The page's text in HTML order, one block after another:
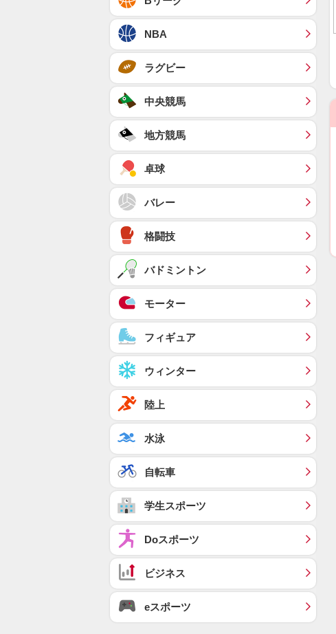
NBA
ラグビー
中央競馬
地方競馬
卓球
バレー
格闘技
バドミントン
モーター
フィギュア
ウィンター
陸上
水泳
自転車
学生スポーツ
Doスポーツ
ビジネス
eスポーツ